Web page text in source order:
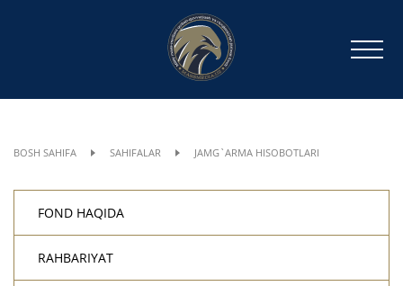
BOSH SAHIFA SAHIFALAR JAMG`ARMA HISOBOTLARI
FOND HAQIDA
RAHBARIYAT